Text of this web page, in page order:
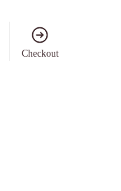
Checkout